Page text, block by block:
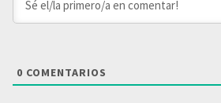
0 COMENTARIOS